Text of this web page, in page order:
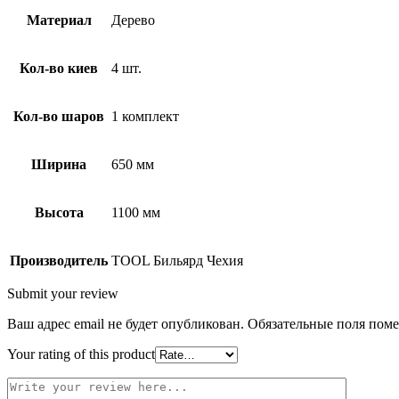
Материал Дерево
Кол-во киев 4 шт.
Кол-во шаров 1 комплект
Ширина 650 мм
Высота 1100 мм
Производитель TOOL Бильярд Чехия
Submit your review
Ваш адрес email не будет опубликован. Обязательные поля
Your rating of this product